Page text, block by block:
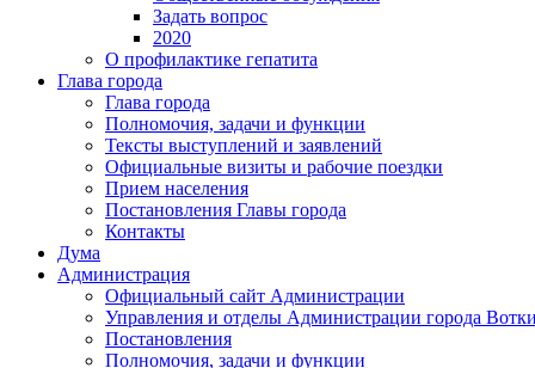
Задать вопрос
2020
О профилактике гепатита
Глава города
Глава города
Полномочия, задачи и функции
Тексты выступлений и заявлений
Официальные визиты и рабочие поездки
Прием населения
Постановления Главы города
Контакты
Дума
Администрация
Официальный сайт Администрации
Управления и отделы Администрации города
Постановления
Полномочия, задачи и функции